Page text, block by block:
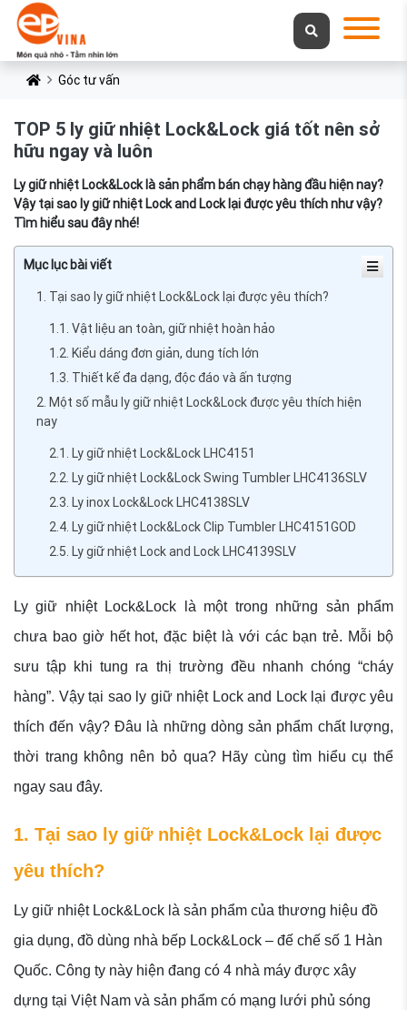
Góc tư vấn
TOP 5 ly giữ nhiệt Lock&Lock giá tốt nên sở
hữu ngay và luôn
Ly giữ nhiệt Lock&Lock là sản phẩm bán chạy hàng đầu hiện nay?
Vậy tại sao ly giữ nhiệt Lock and Lock lại được yêu thích như vậy?
Tìm hiểu sau đây nhé!
Mục lục bài viết
1. Tại sao ly giữ nhiệt Lock&Lock lại được yêu thích?
1.1. Vật liệu an toàn, giữ nhiệt hoàn hảo
1.2. Kiểu dáng đơn giản, dung tích lớn
1.3. Thiết kế đa dạng, độc đáo và ấn tượng
2. Một số mẫu ly giữ nhiệt Lock&Lock được yêu thích hiện
nay
2.1. Ly giữ nhiệt Lock&Lock LHC4151
2.2. Ly giữ nhiệt Lock&Lock Swing Tumbler LHC4136SLV
2.3. Ly inox Lock&Lock LHC4138SLV
2.4. Ly giữ nhiệt Lock&Lock Clip Tumbler LHC4151GOD
2.5. Ly giữ nhiệt Lock and Lock LHC4139SLV
Ly giữ nhiệt Lock&Lock là một trong những sản phẩm
chưa bao giờ hết hot, đặc biệt là với các bạn trẻ. Mỗi bộ
sưu tập khi tung ra thị trường đều nhanh chóng “cháy
hàng”. Vậy tại sao ly giữ nhiệt Lock and Lock lại được yêu
thích đến vậy? Đâu là những dòng sản phẩm chất lượng,
thời trang không nên bỏ qua? Hãy cùng tìm hiểu cụ thể
ngay sau đây.
1. Tại sao ly giữ nhiệt Lock&Lock lại được
yêu thích?
Ly giữ nhiệt Lock&Lock là sản phẩm của thương hiệu đồ
gia dụng, đồ dùng nhà bếp Lock&Lock – đế chế số 1 Hàn
Quốc. Công ty này hiện đang có 4 nhà máy được xây
dựng tại Việt Nam và sản phẩm có mạng lưới phủ sóng